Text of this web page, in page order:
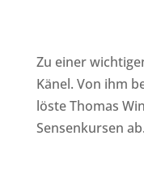
Zu einer
Känel. Von ihm
löste Thomas
Sensenkursen ab.